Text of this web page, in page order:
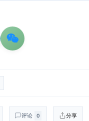
评论 0 分享